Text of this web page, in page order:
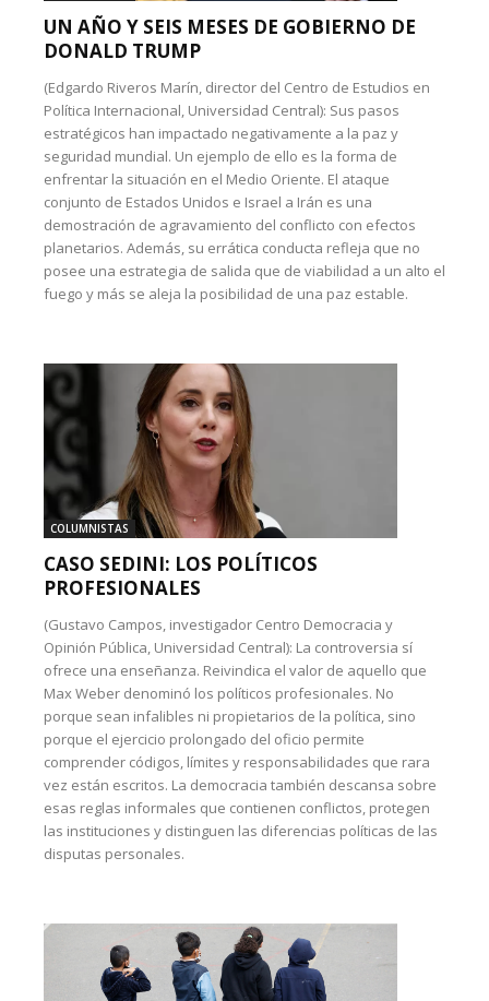
UN AÑO Y SEIS MESES DE GOBIERNO DE
DONALD TRUMP
(Edgardo Riveros Marín, director del Centro de Estudios en
Política Internacional, Universidad Central): Sus pasos
estratégicos han impactado negativamente a la paz y
seguridad mundial. Un ejemplo de ello es la forma de
enfrentar la situación en el Medio Oriente. El ataque
conjunto de Estados Unidos e Israel a Irán es una
demostración de agravamiento del conflicto con efectos
planetarios. Además, su errática conducta refleja que no
posee una estrategia de salida que de viabilidad a un alto el
fuego y más se aleja la posibilidad de una paz estable.
COLUMNISTAS
CASO SEDINI: LOS POLÍTICOS
PROFESIONALES
(Gustavo Campos, investigador Centro Democracia y
Opinión Pública, Universidad Central): La controversia sí
ofrece una enseñanza. Reivindica el valor de aquello que
Max Weber denominó los políticos profesionales. No
porque sean infalibles ni propietarios de la política, sino
porque el ejercicio prolongado del oficio permite
comprender códigos, límites y responsabilidades que rara
vez están escritos. La democracia también descansa sobre
esas reglas informales que contienen conflictos, protegen
las instituciones y distinguen las diferencias políticas de las
disputas personales.